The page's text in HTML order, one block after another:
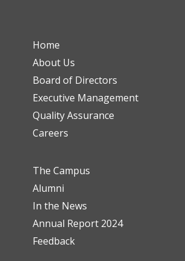
Home
About Us
Board of Directors
Executive Management
Quality Assurance
Careers
The Campus
Alumni
In the News
Annual Report 2024
Feedback